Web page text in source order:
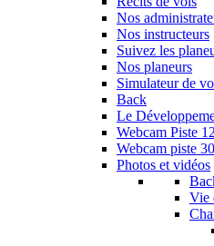
Nos
Nos instructeurs
Suivez les
Nos planeurs
Simulateur de
Back
Le
Webcam Piste 12
Webcam piste 30
Photos et vidéos
Vie